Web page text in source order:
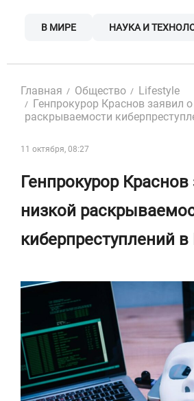
В МИРЕ НАУКА И
Главная Общество
Lifestyle
Генпрокурор Краснов заявил
раскрываемости
11 октября, 08:27
Генпрокурор
низкой
киберпреступлений